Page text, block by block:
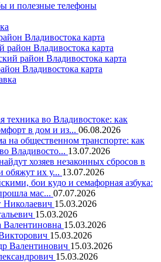
сайт
и полезные телефоны
Владивостока карта
район Владивостока карта
район Владивостока карта
Владивостока карта
техника во Владивостоке: как
в дом и из... 06.08.2026
на общественном транспорте: как
Владивосто... 13.07.2026
хозяев незаконных сбросов в
обяжут их у... 13.07.2026
бои кудо и семафорная азбука:
мас... 07.07.2026
Николаевич 15.03.2026
15.03.2026
Валентиновна 15.03.2026
15.03.2026
Валентинович 15.03.2026
15.03.2026